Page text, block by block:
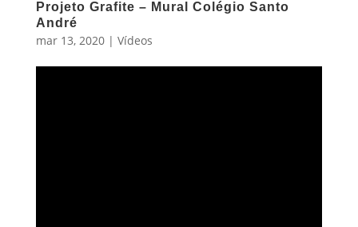
Projeto Grafite – Mural Colégio Santo
André
mar 13, 2020| Vídeos